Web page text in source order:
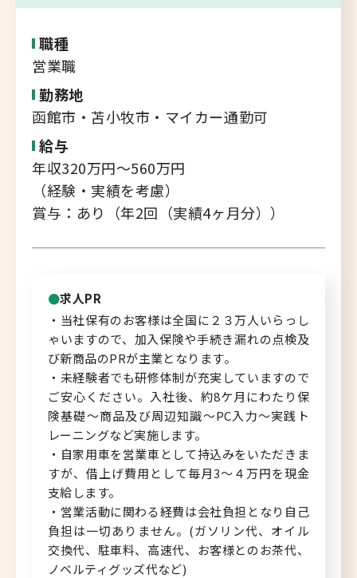
キャリアバンク
北海道へのU・Iターン向け
転職情報
キャリアマップ
転職の体験談
転職と年収のハナシ
転職コラム
ログイン
運営会社について
稚内・留萌エリア
道南エリア
フルリモート
北海道以外
職種
営業職
勤務地
函館市・苫小牧市・マイカー通勤可
給与
年収320万円～560万円
（経験・実績を考慮）
賞与：あり（年2回（実績4ヶ月分））
求人PR
・当社保有のお客様は全国に２３万人いらっし
ゃいますので、加入保険や手続き漏れの点検及
び新商品のPRが主業となります。
・未経験者でも研修体制が充実していますので
ご安心ください。入社後、約8ケ月にわたり保
険基礎～商品及び周辺知識～PC入力～実践ト
レーニングなど実施します。
・自家用車を営業車として持込みをいただきま
すが、借上げ費用として毎月3～４万円を現金
支給します。
・営業活動に関わる経費は会社負担となり自己
負担は一切ありません。(ガソリン代、オイル
交換代、駐車料、高速代、お客様とのお茶代、
ノベルティグッズ代など)